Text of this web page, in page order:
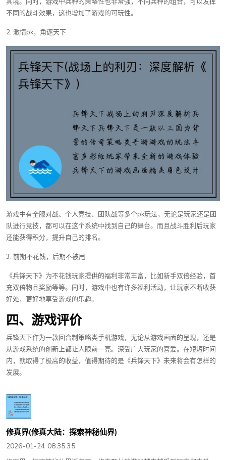
不同的战斗效果，这也增加了游戏的可玩性。
2. 激情pk，角逐天下
游戏中有全服对战、个人竞技、团队战等多个pk玩法，无论是玩家还是团
队进行竞技，都可以在这个系统中找到自己的舞台。而且战斗胜利后玩家
还能获得积分，提升自己的排名。
3. 前期不花钱，后期不被甩
《兵锋天下》为不花钱玩家提供的福利非常丰富，比如新手双倍经验，首
充双倍物品奖励等等。同时，游戏中也有许多福利活动，让玩家不断收获
好处，更好地享受游戏的乐趣。
四、游戏评价
兵锋天下作为一款回合制策略类手机游戏，无论从游戏画面的呈现，还是
从游戏系统的创新上都让人眼前一亮。深受广大玩家的喜爱。在短短时间
内，就取得了极高的收益，值得期待的是《兵锋天下》未来将会有怎样的
发展。
修真界(修真大陆：探索神秘仙界)
2026-01-24 08:35:35